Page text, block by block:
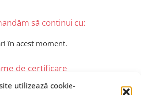
utilizează cookie-
să continui cu:
în acest moment.
de certificare
Applied Skills Credential